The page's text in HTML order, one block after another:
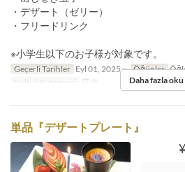
・デザート（ゼリー）
・フリードリンク
※小学生以下のお子様が対象です。
Geçerli Tarihler Eyl 01, 2025 ~ Öğünler
Koltuk Kategorisi
店内 Daha fazla oku
単品『デザートプレート』